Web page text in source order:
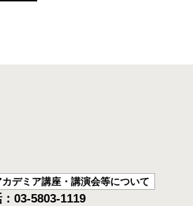
カデミア講座・講演会等について
03-5803-1119